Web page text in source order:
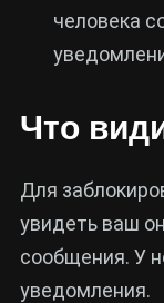
человека
Что
Для
увидеть ваш
сообщения. У
уведомления.